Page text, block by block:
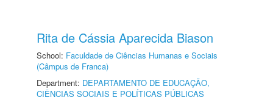
Rita de Cássia Aparecida Biason
School: Faculdade de Ciências Humanas e Sociais
(Câmpus de Franca)
Department: DEPARTAMENTO DE EDUCAÇÃO,
CIÊNCIAS SOCIAIS E POLÍTICAS PÚBLICAS